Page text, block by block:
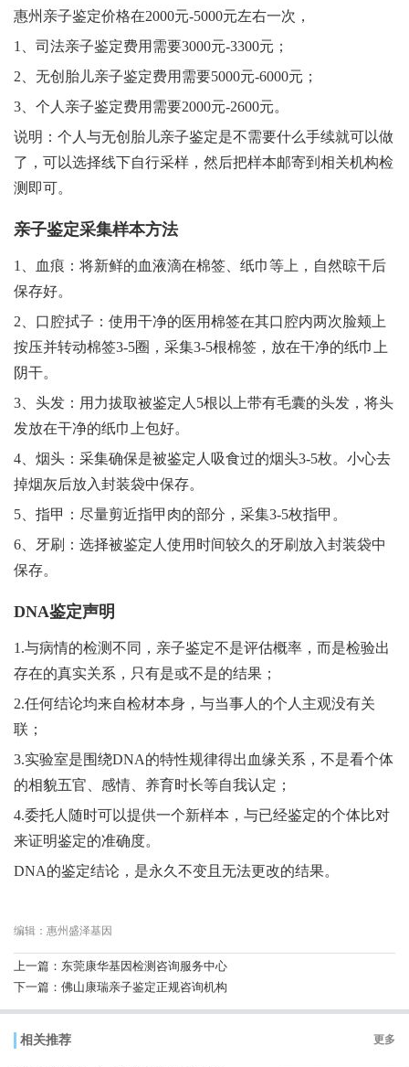
惠州亲子鉴定价格在2000元-5000元左右一次，
1、司法亲子鉴定费用需要3000元-3300元；
2、无创胎儿亲子鉴定费用需要5000元-6000元；
3、个人亲子鉴定费用需要2000元-2600元。
说明：个人与无创胎儿亲子鉴定是不需要什么手续就可以做
了，可以选择线下自行采样，然后把样本邮寄到相关机构检
测即可。
亲子鉴定采集样本方法
1、血痕：将新鲜的血液滴在棉签、纸巾等上，自然晾干后
保存好。
2、口腔拭子：使用干净的医用棉签在其口腔内两次脸颊上
按压并转动棉签3-5圈，采集3-5根棉签，放在干净的纸巾上
阴干。
3、头发：用力拔取被鉴定人5根以上带有毛囊的头发，将头
发放在干净的纸巾上包好。
4、烟头：采集确保是被鉴定人吸食过的烟头3-5枚。小心去
掉烟灰后放入封装袋中保存。
5、指甲：尽量剪近指甲肉的部分，采集3-5枚指甲。
6、牙刷：选择被鉴定人使用时间较久的牙刷放入封装袋中
保存。
DNA鉴定声明
1.与病情的检测不同，亲子鉴定不是评估概率，而是检验出
存在的真实关系，只有是或不是的结果；
2.任何结论均来自检材本身，与当事人的个人主观没有关
联；
3.实验室是围绕DNA的特性规律得出血缘关系，不是看个体
的相貌五官、感情、养育时长等自我认定；
4.委托人随时可以提供一个新样本，与已经鉴定的个体比对
来证明鉴定的准确度。
DNA的鉴定结论，是永久不变且无法更改的结果。
编辑：惠州盛泽基因
上一篇： 东莞康华基因检测咨询服务中心
下一篇： 佛山康瑞亲子鉴定正规咨询机构
相关推荐 更多